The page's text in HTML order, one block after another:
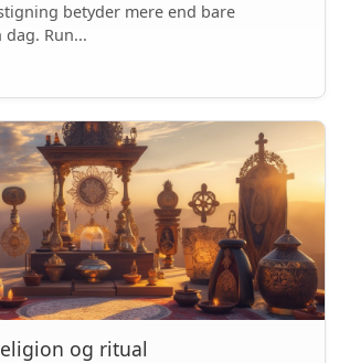
betyder mere end bare
Run...
og ritual